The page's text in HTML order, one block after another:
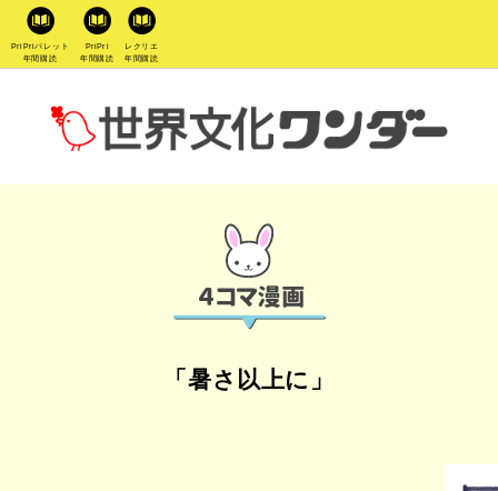
PriPriパレット
年間購読
PriPri
年間購読
レクリエ
年間購読
「暑さ以上に」